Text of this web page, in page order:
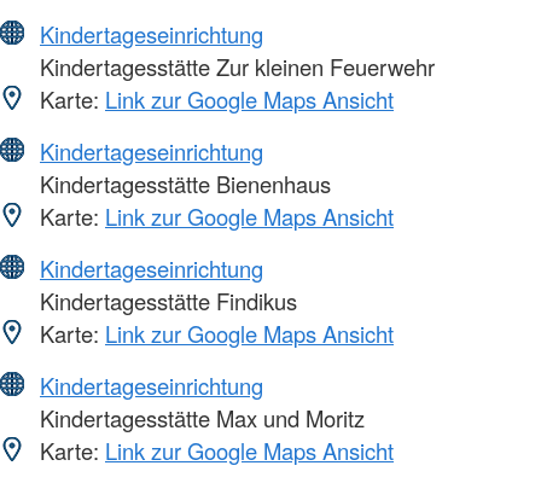
Kindertageseinrichtung
Kindertagesstätte Zur kleinen Feuerwehr
Karte: Link zur Google Maps Ansicht
Kindertageseinrichtung
Kindertagesstätte Bienenhaus
Karte: Link zur Google Maps Ansicht
Kindertageseinrichtung
Kindertagesstätte Findikus
Karte: Link zur Google Maps Ansicht
Kindertageseinrichtung
Kindertagesstätte Max und Moritz
Karte: Link zur Google Maps Ansicht